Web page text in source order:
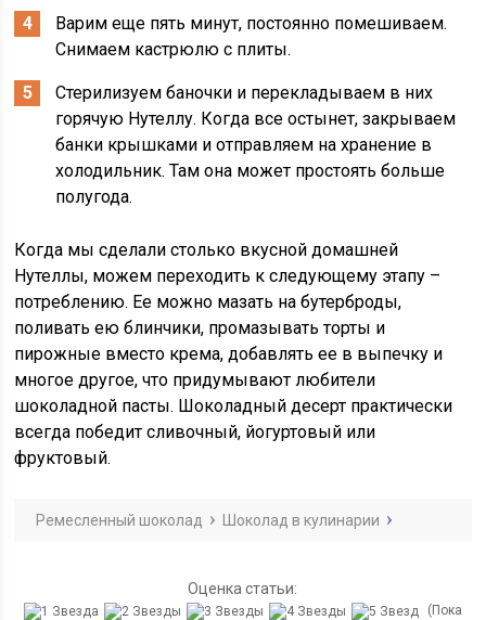
Варим еще пять минут, постоянно помешиваем.
Снимаем кастрюлю с плиты.
Стерилизуем баночки и перекладываем в них
горячую Нутеллу. Когда все остынет, закрываем
банки крышками и отправляем на хранение в
холодильник. Там она может простоять больше
полугода.
Когда мы сделали столько вкусной домашней
Нутеллы, можем переходить к следующему этапу –
потреблению. Ее можно мазать на бутерброды,
поливать ею блинчики, промазывать торты и
пирожные вместо крема, добавлять ее в выпечку и
многое другое, что придумывают любители
шоколадной пасты. Шоколадный десерт практически
всегда победит сливочный, йогуртовый или
фруктовый.
Ремесленный шоколад Шоколад в кулинарии
Оценка статьи:
(Пока